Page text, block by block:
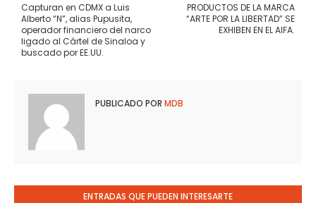
PRODUCTOS DE LA MARCA
“ARTE POR LA LIBERTAD” SE
EXHIBEN EN EL AIFA.
Capturan en CDMX a Luis
Alberto “N”, alias Pupusita,
operador financiero del narco
ligado al Cártel de Sinaloa y
buscado por EE.UU.
PUBLICADO POR MDB
ENTRADAS QUE PUEDEN INTERESARTE